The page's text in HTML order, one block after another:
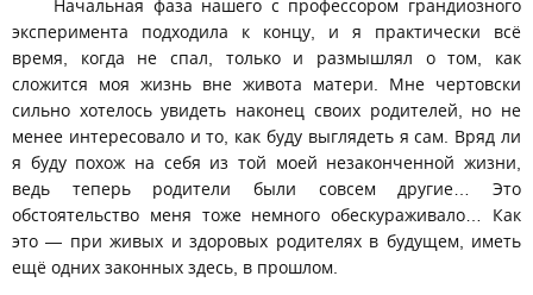
Начальная фаза нашего с профессором грандиозного
эксперимента подходила к концу, и я практически всё
время, когда не спал, только и размышлял о том, как
сложится моя жизнь вне живота матери. Мне чертовски
сильно хотелось увидеть наконец своих родителей, но не
менее интересовало и то, как буду выглядеть я сам. Вряд ли
я буду похож на себя из той моей незаконченной жизни,
ведь теперь родители были совсем другие… Это
обстоятельство меня тоже немного обескураживало… Как
это — при живых и здоровых родителях в будущем, иметь
ещё одних законных здесь, в прошлом.